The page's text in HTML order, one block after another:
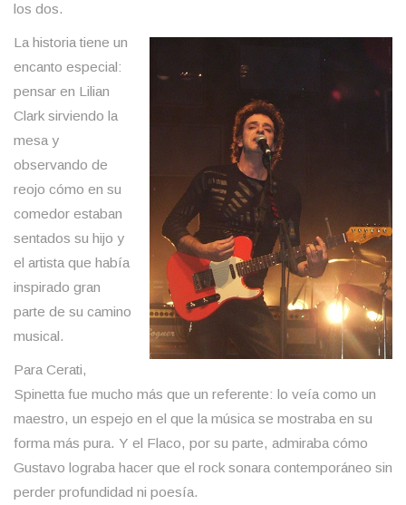
los dos.
La historia tiene un
encanto especial:
pensar en Lilian
Clark sirviendo la
mesa y
observando de
reojo cómo en su
comedor estaban
sentados su hijo y
el artista que había
inspirado gran
parte de su camino
musical.
Para Cerati,
Spinetta fue mucho más que un referente: lo veía como un
maestro, un espejo en el que la música se mostraba en su
forma más pura. Y el Flaco, por su parte, admiraba cómo
Gustavo lograba hacer que el rock sonara contemporáneo sin
perder profundidad ni poesía.